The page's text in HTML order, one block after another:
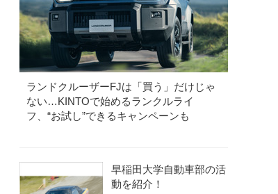
ランドクルーザーFJは「買う」だけじゃ
ない…KINTOで始めるランクルライ
フ、“お試し”できるキャンペーンも
早稲田大学自動車部の活
動を紹介！